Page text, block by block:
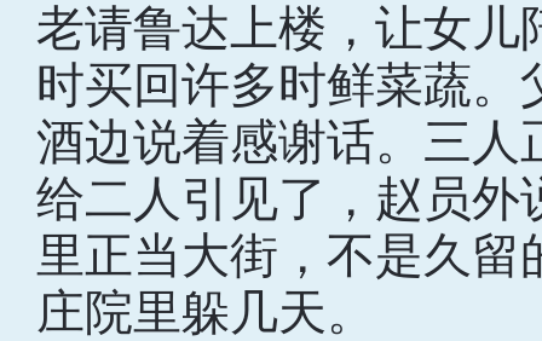
老请鲁达上楼，让女
时买回许多时鲜菜蔬
酒边说着感谢话。三人
给二人引见了，赵员外
里正当大街，不是久
庄院里躲几天。